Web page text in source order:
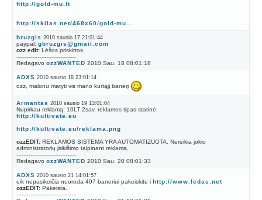
http://gold-mu.lt
http://skilas.net/468x60/gold-mu...
bruzgis 2010 sausio 17 21:01:44
paypal: gbruzgis@gmail.com
ozz edit:Lėšos priskirtos
----------------------------------
Redagavo ozzWANTED 2010 Sau. 18 08:01:18
ADXS 2010 sausio 18 23:01:14
ozz, malonu matyti vis mano kurtąjį banerį
Armantas 2010 sausio 19 13:01:04
Nupirkau reklamą: 10LT 2sav, reklamos tipas statinė:
http://kultivate.eu
http://kultivate.eu/reklama.png
ozzEDIT:REKLAMOS SISTEMA YRA AUTOMATIZUOTA. Nereikia jokio
administratorių įsikišimo talpinant reklamą.
----------------------------------
Redagavo ozzWANTED 2010 Sau. 20 08:01:33
ADXS 2010 sausio 21 14:01:57
eik nepasikeičia nuoroda 497 baneriui pakeiskite i http://www.ledas.net
ozzEDIT:Pakeista.
----------------------------------